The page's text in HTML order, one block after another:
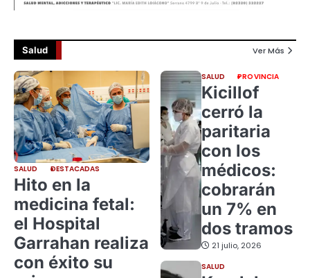
Salud Ver Más
SALUD DESTACADAS
Hito en la
medicina fetal:
el Hospital
Garrahan realiza
con éxito su
SALUD PROVINCIA
Kicillof
cerró la
paritaria
con los
médicos:
cobrarán
un 7% en
dos tramos
21 julio, 2026
SALUD